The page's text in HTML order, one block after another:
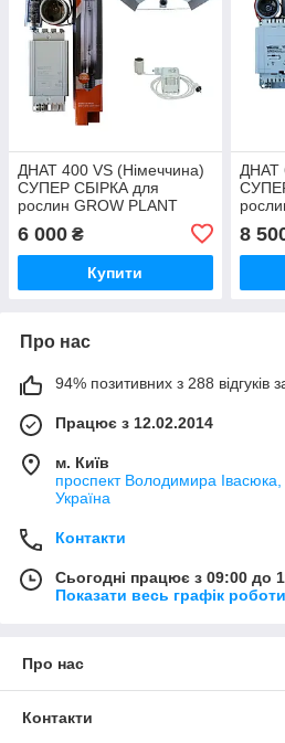
ДНАТ 400 VS (Німеччина)
СУПЕР СБІРКА для
рослин GROW PLANT
500*600 мм +фітолампа
6 000 ₴
Купити
ДНАТ
8
Про нас
94% позитивних з 288 відгуків
Працює з 12.02.2014
м. Київ
проспект Володимира Івасюка,
Україна
Контакти
Сьогодні працює з 09:00 до
Показати весь графік роботи
Про нас
Контакти